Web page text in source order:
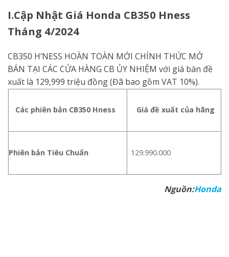
I.Cập Nhật Giá Honda CB350 Hness
Tháng 4/2024
CB350 H’NESS HOÀN TOÀN MỚI CHÍNH THỨC MỞ
BÁN TẠI CÁC CỬA HÀNG CB ỦY NHIỆM với giá bán đề
xuất là 129,999 triệu đồng (Đã bao gồm VAT 10%).
Các phiên bản CB350 Hness Giá đề xuất của hãng
Phiên bản Tiêu Chuẩn 129.990.000
Nguồn:Honda